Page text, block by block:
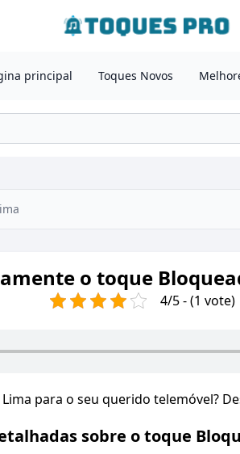
principal Toques Novos
o toque
4/5 - (1 vote)
para o seu querido telemóvel?
sobre o toque